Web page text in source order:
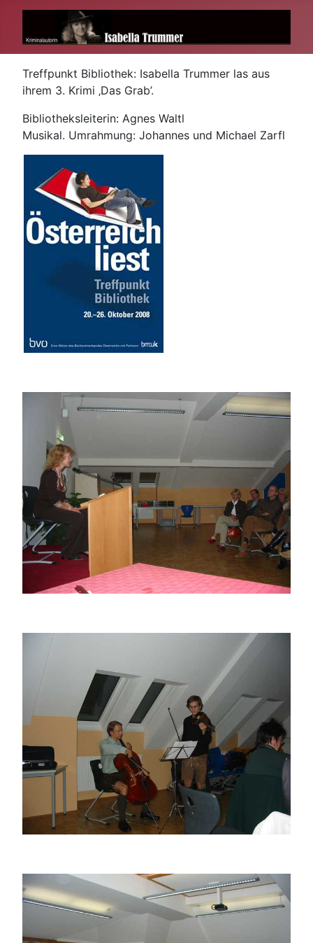
Treffpunkt Bibliothek: Isabella Trummer las aus
ihrem 3. Krimi ‚Das Grab’.
Bibliotheksleiterin: Agnes Waltl
Musikal. Umrahmung: Johannes und Michael Zarfl